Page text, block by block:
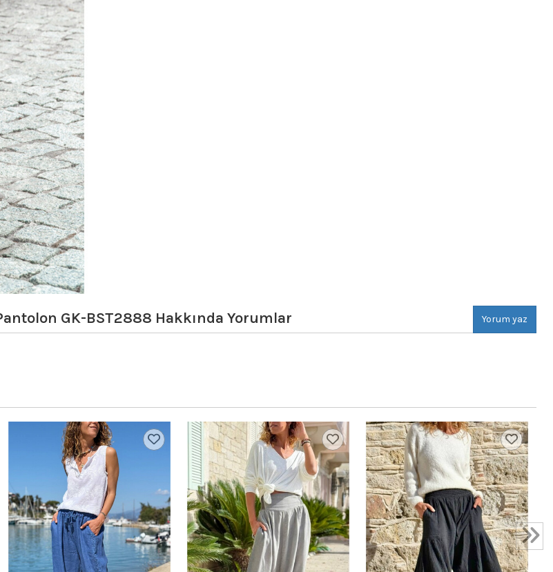
GK-BST2888 Hakkında Yorumlar Yorum yaz